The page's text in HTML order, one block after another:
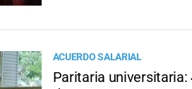
ACUERDO SALARIAL
Paritaria universitaria: